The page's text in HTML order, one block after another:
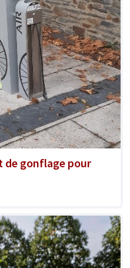
de gonflage pour